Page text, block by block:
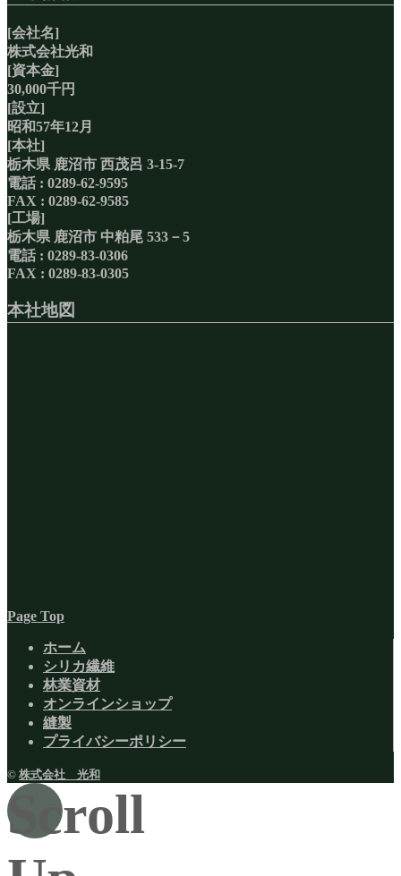
[会社名]
株式会社光和
[資本金]
30,000千円
[設立]
昭和57年12月
[本社]
栃木県 鹿沼市 西茂呂 3-15-7
電話 : 0289-62-9595
FAX : 0289-62-9585
[工場]
栃木県 鹿沼市 中粕尾 533－5
電話 : 0289-83-0306
FAX : 0289-83-0305
本社地図
Page Top
ホーム
シリカ繊維
林業資材
オンラインショップ
縫製
プライバシーポリシー
© 株式会社 光和
Scroll